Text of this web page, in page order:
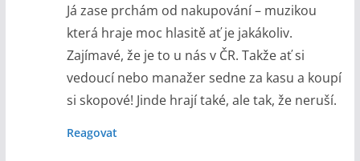
Já zase prchám od nakupování – muzikou
která hraje moc hlasitě ať je jakákoliv.
Zajímavé, že je to u nás v ČR. Takže ať si
vedoucí nebo manažer sedne za kasu a koupí
si skopové! Jinde hrají také, ale tak, že neruší.
Reagovat